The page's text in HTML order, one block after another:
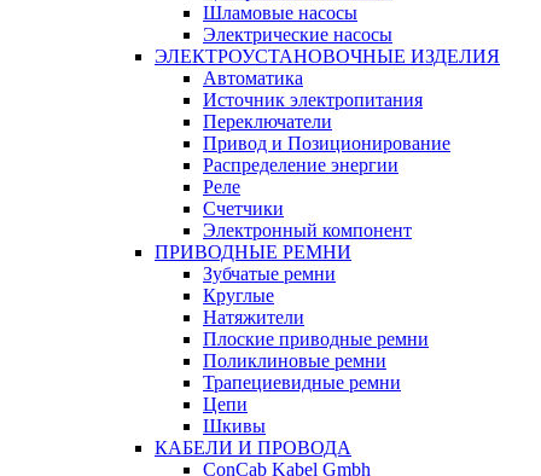
Шламовые насосы
Электрические насосы
ЭЛЕКТРОУСТАНОВОЧНЫЕ ИЗДЕЛИЯ
Автоматика
Источник электропитания
Переключатели
Привод и Позиционирование
Распределение энергии
Реле
Счетчики
Электронный компонент
ПРИВОДНЫЕ РЕМНИ
Зубчатые ремни
Круглые
Натяжители
Плоские приводные ремни
Поликлиновые ремни
Трапециевидные ремни
Цепи
Шкивы
КАБЕЛИ И ПРОВОДА
ConCab Kabel Gmbh